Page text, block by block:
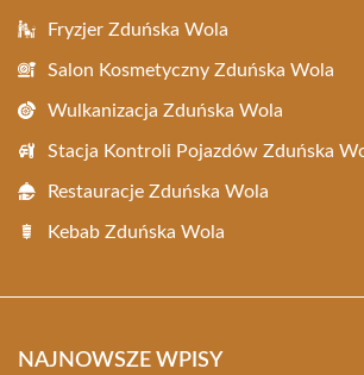
Fryzjer Zduńska Wola
Salon Kosmetyczny Zduńska Wola
Wulkanizacja Zduńska Wola
Stacja Kontroli Pojazdów Zduńska
Restauracje Zduńska Wola
Kebab Zduńska Wola
NAJNOWSZE WPISY